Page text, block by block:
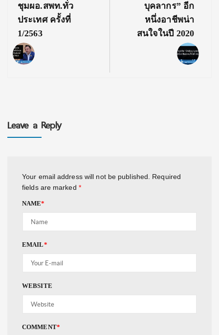
ชุมผอ.สพท.ทั่ว
ประเทศ ครั้งที่
1/2563
บุคลากร” อีก
หนึ่งอาชีพน่า
สนใจในปี 2020
Leave a Reply
Your email address will not be published. Required
fields are marked *
NAME*
EMAIL*
WEBSITE
COMMENT*